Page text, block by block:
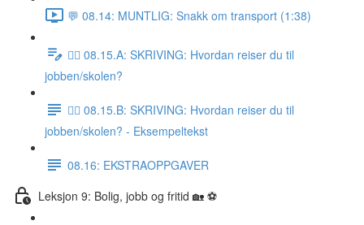
💬 08.14: MUNTLIG: Snakk om transport (1:38)
✍🏼 08.15.A: SKRIVING: Hvordan reiser du til
jobben/skolen?
✍🏼 08.15.B: SKRIVING: Hvordan reiser du til
jobben/skolen? - Eksempeltekst
08.16: EKSTRAOPPGAVER
Leksjon 9: Bolig, jobb og fritid 🏡 ⚽️